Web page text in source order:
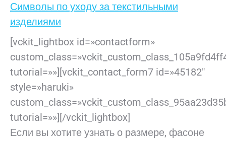
Символы по уходу за текстильными
изделиями
[vckit_lightbox id=»contactform»
tutorial=»»][vckit_contact_form7 id=»45182″
style=»haruki»
tutorial=»»][/vckit_lightbox]
Если вы хотите узнать о размере, фасоне